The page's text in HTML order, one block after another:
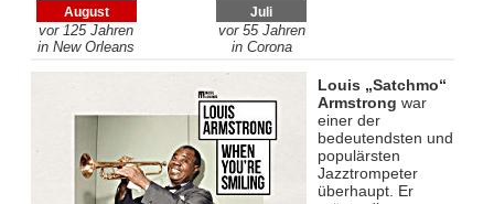
August
vor 125 Jahren
in New Orleans
Juli
vor 55 Jahren
in Corona
Louis „Satchmo“
Armstrong war
einer der
bedeutendsten und
populärsten
Jazztrompeter
überhaupt. Er